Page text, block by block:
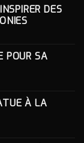
DES
POUR SA
À LA